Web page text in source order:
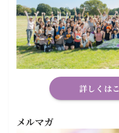
詳しくは
メルマガ